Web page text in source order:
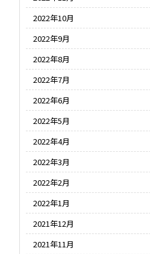
2022年10月
2022年9月
2022年8月
2022年7月
2022年6月
2022年5月
2022年4月
2022年3月
2022年2月
2022年1月
2021年12月
2021年11月